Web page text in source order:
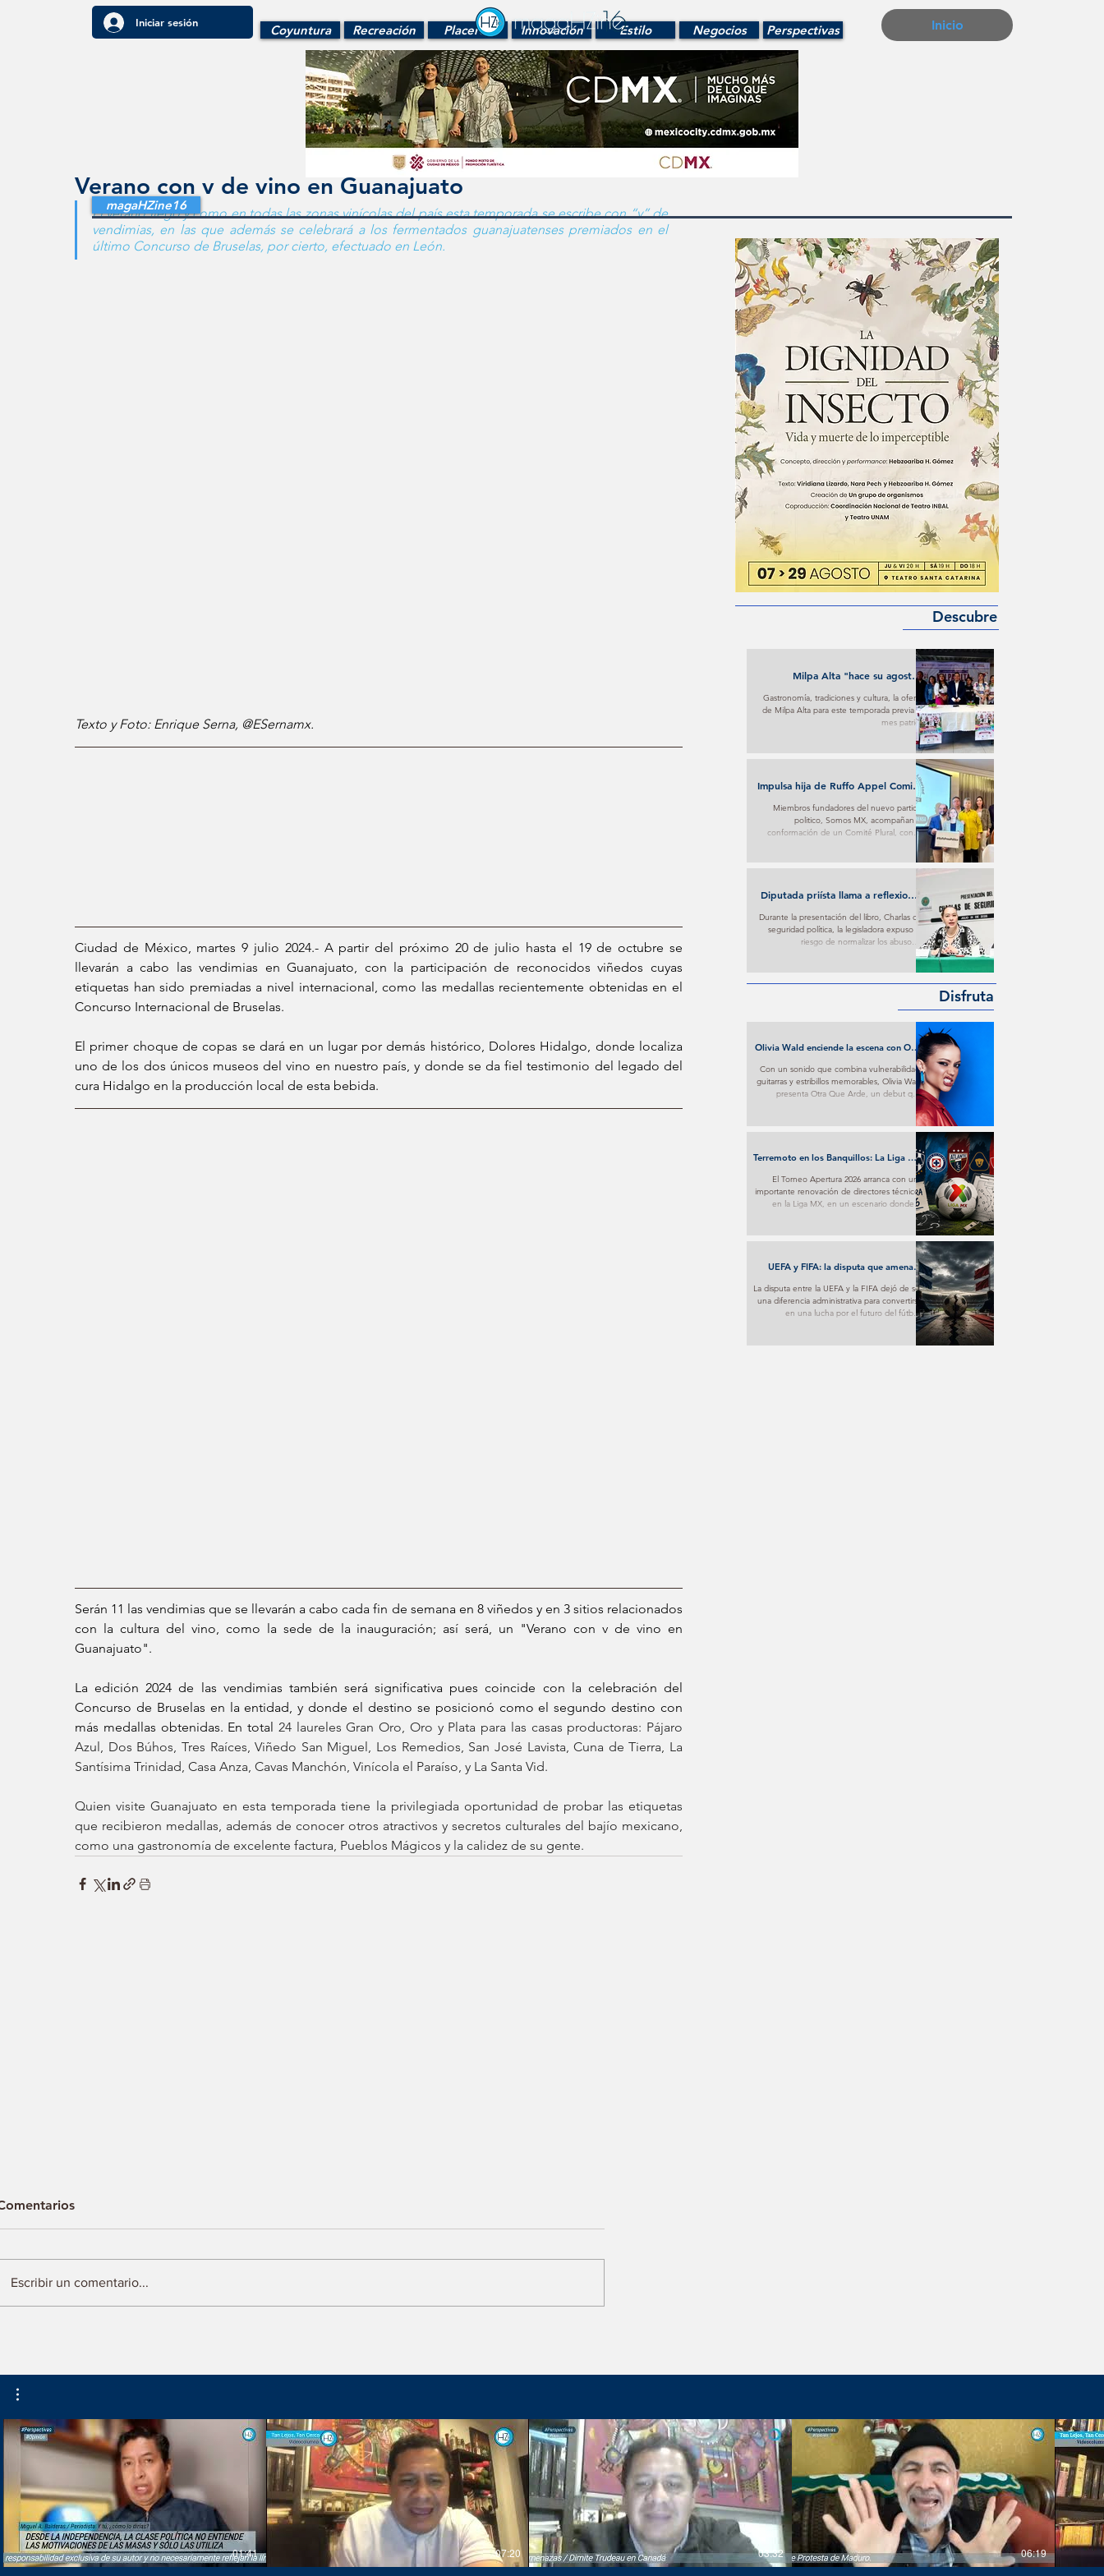
Iniciar sesión Coyuntura Recreación Placeres Innovación Estilo Negocios Perspectivas Inicio
Verano con v de vino en Guanajuato
El verano llegó y como en todas las zonas vinícolas del país esta temporada se escribe con “v” de
vendimias, en las que además se celebrará a los fermentados guanajuatenses premiados en el
último Concurso de Bruselas, por cierto, efectuado en León.
Texto y Foto: Enrique Serna, @ESernamx.
Ciudad de México, martes 9 julio 2024.- A partir del próximo 20 de julio hasta el 19 de octubre se
llevarán a cabo las vendimias en Guanajuato, con la participación de reconocidos viñedos cuyas
etiquetas han sido premiadas a nivel internacional, como las medallas recientemente obtenidas en el
Concurso Internacional de Bruselas.
El primer choque de copas se dará en un lugar por demás histórico, Dolores Hidalgo, donde localiza
uno de los dos únicos museos del vino en nuestro país, y donde se da fiel testimonio del legado del
cura Hidalgo en la producción local de esta bebida.
Serán 11 las vendimias que se llevarán a cabo cada fin de semana en 8 viñedos y en 3 sitios relacionados
con la cultura del vino, como la sede de la inauguración; así será, un "Verano con v de vino en
Guanajuato".
La edición 2024 de las vendimias también será significativa pues coincide con la celebración del
Concurso de Bruselas en la entidad, y donde el destino se posicionó como el segundo destino con
más medallas obtenidas. En total 24 laureles Gran Oro, Oro y Plata para las casas productoras: Pájaro
Azul, Dos Búhos, Tres Raíces, Viñedo San Miguel, Los Remedios, San José Lavista, Cuna de Tierra, La
Santísima Trinidad, Casa Anza, Cavas Manchón, Vinícola el Paraíso, y La Santa Vid.
Quien visite Guanajuato en esta temporada tiene la privilegiada oportunidad de probar las etiquetas
que recibieron medallas, además de conocer otros atractivos y secretos culturales del bajío mexicano,
como una gastronomía de excelente factura, Pueblos Mágicos y la calidez de su gente.
Escribir un comentario...
magaHZine16
Milpa Alta "hace su agosto"
Gastronomía, tradiciones y cultura, la oferta
de Milpa Alta para este temporada previa al
mes patrio.
Impulsa hija de Ruffo Appel Comité
en su defensa con respaldo de
fundadores de Somos MX
Miembros fundadores del nuevo partido
politico, Somos MX, acompañan la
conformación de un Comité Plural, con el
que buscan ejercer presión para conseguir
trato digno contra lo que consideran materia
de persecución.
Diputada priísta llama a reflexionar
sobre imposiciones oficialistas
Durante la presentación del libro, Charlas de
seguridad política, la legisladora expuso el
riesgo de normalizar los abusos e
imposiciones oficialistas.
Disfruta
Olivia Wald enciende la escena con Otra
Que Arde: El desamor Pop al más puro
estilo de la narrativa estadounidense
Con un sonido que combina vulnerabilidad,
guitarras y estribillos memorables, Olivia Wald
presenta Otra Que Arde, un debut que
transforma el desamor en una poderosa
experiencia pop y marca un nuevo paso en
su proyección internacional.
Terremoto en los Banquillos: La Liga MX
Reinventa sus Liderazgos para el
Apertura 2026
El Torneo Apertura 2026 arranca con una
importante renovación de directores técnicos
en la Liga MX, en un escenario donde la
estrategia y los nuevos proyectos buscarán
marcar la diferencia desde la primera jornada.
UEFA y FIFA: la disputa que amenaza
con fracturar al fútbol mundial
La disputa entre la UEFA y la FIFA dejó de ser
una diferencia administrativa para convertirse
en una lucha por el futuro del fútbol.
Mientras una apuesta por nuevos modelos
Descubre
01:41 07:20 03:32 06:19